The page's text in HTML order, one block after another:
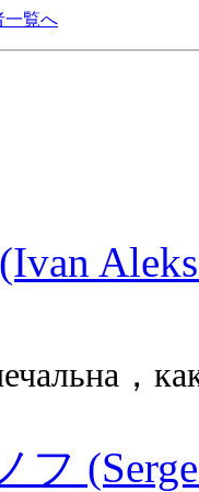
一覧へ
，как
フ